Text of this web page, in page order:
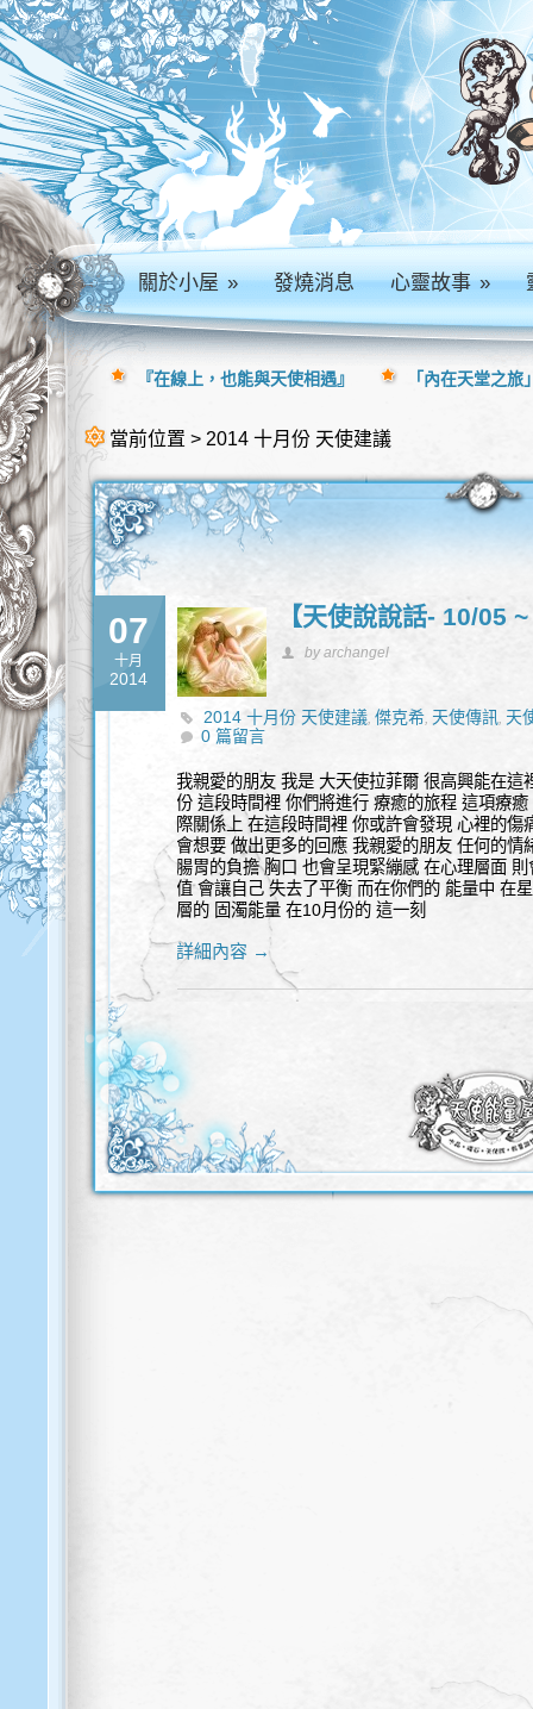
關於小屋» 發燒消息 心靈故事»
當前位置 > 2014 十月份 天使建議
07
十月
2014
【天使說說話- 10/05
by archangel
2014 十月份 天使建議,傑克希, 天使傳訊, 天
0 篇留言
我親愛的朋友 我是 大天使拉菲爾 很高興能在
份 這段時間裡 你們將進行 療癒的旅程 這項療
際關係上 在這段時間裡 你或許會發現 心裡的
會想要 做出更多的回應 我親愛的朋友 任何的
腸胃的負擔 胸口 也會呈現緊繃感 在心理層面
值 會讓自己 失去了平衡 而在你們的 能量中 在
層的 固濁能量 在10月份的 這一刻
詳細內容 →
『在線上，也能與天使相遇』 「內在天堂之